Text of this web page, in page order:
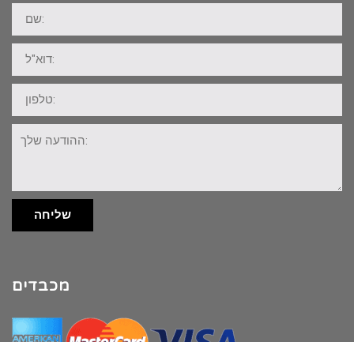
שם:
דוא"ל:
טלפון:
ההודעה
שלך:
שליחה
מכבדים